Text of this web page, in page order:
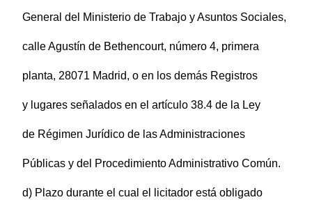
General del Ministerio de Trabajo y Asuntos Sociales,
calle Agustín de Bethencourt, número 4, primera
planta, 28071 Madrid, o en los demás Registros
y lugares señalados en el artículo 38.4 de la Ley
de Régimen Jurídico de las Administraciones
Públicas y del Procedimiento Administrativo Común.
d) Plazo durante el cual el licitador está obligado